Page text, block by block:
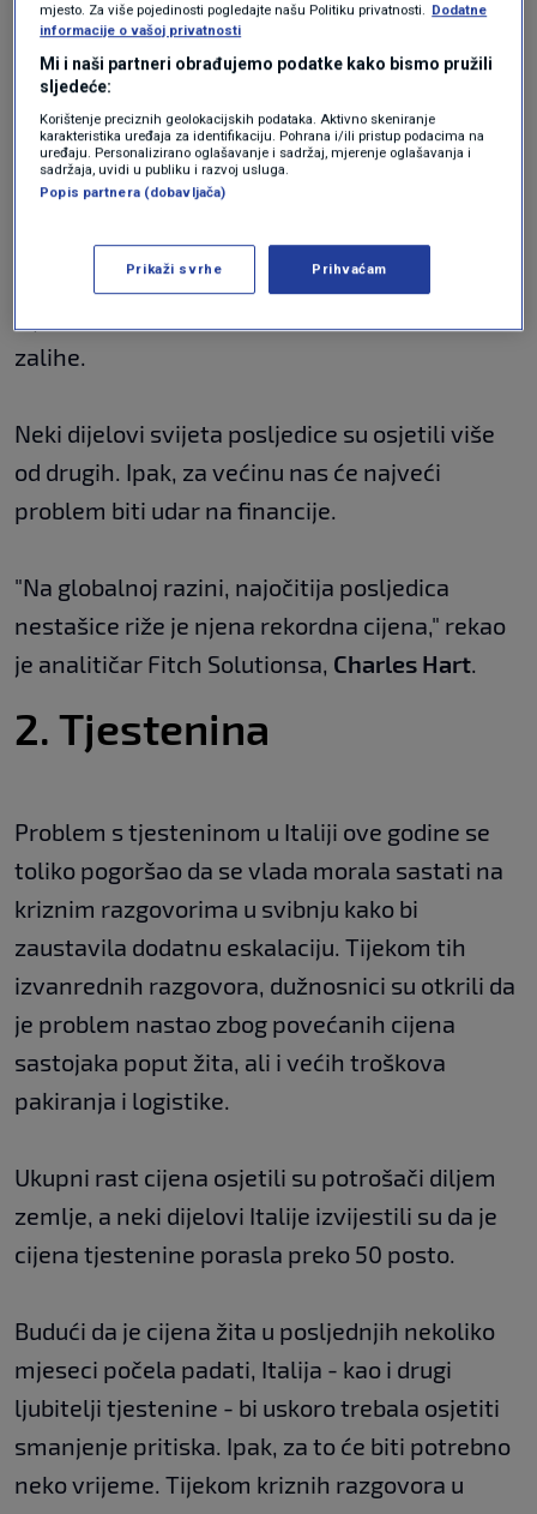
Moguće je da će na opskrbu rižom utjecati još
neki zabrinjavajući faktori. Fenomen El Niño
koji izaziva netipično zagrijavanje površine
vode na istočnom Pacifiku ponovno se pojavio
ovog ljeta, izazvavši još ekstremnije
vremenske uvjete u mnogim zemljama. Indija
je u srpnju najavila kako će zaustaviti izvoz
zalihe.
Neki dijelovi svijeta posljedice su osjetili više
od drugih. Ipak, za većinu nas će najveći
problem biti udar na financije.
"Na globalnoj razini, najočitija posljedica
nestašice riže je njena rekordna cijena," rekao
je analitičar Fitch Solutionsa, Charles Hart.
2. Tjestenina
Problem s tjesteninom u Italiji ove godine se
toliko pogoršao da se vlada morala sastati na
kriznim razgovorima u svibnju kako bi
zaustavila dodatnu eskalaciju. Tijekom tih
izvanrednih razgovora, dužnosnici su otkrili da
je problem nastao zbog povećanih cijena
sastojaka poput žita, ali i većih troškova
pakiranja i logistike.
Ukupni rast cijena osjetili su potrošači diljem
zemlje, a neki dijelovi Italije izvijestili su da je
cijena tjestenine porasla preko 50 posto.
Budući da je cijena žita u posljednjih nekoliko
mjeseci počela padati, Italija - kao i drugi
ljubitelji tjestenine - bi uskoro trebala osjetiti
smanjenje pritiska. Ipak, za to će biti potrebno
neko vrijeme. Tijekom kriznih razgovora u
mjesto. Za više pojedinosti pogledajte našu Politiku privatnosti. Dodatne
informacije o vašoj privatnosti
Mi i naši partneri obrađujemo podatke kako bismo pružili
sljedeće:
Korištenje preciznih geolokacijskih podataka. Aktivno skeniranje
karakteristika uređaja za identifikaciju. Pohrana i/ili pristup podacima na
uređaju. Personalizirano oglašavanje i sadržaj, mjerenje oglašavanja i
sadržaja, uvidi u publiku i razvoj usluga.
Popis partnera (dobavljača)
Prikaži svrhe Prihvaćam